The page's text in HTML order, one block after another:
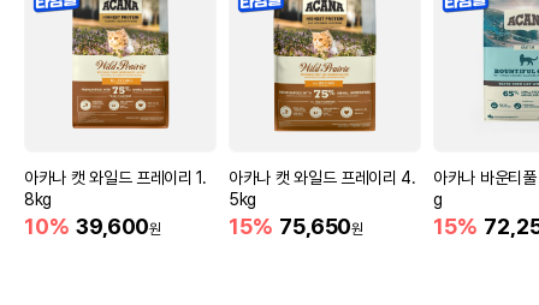
아카나 캣 와일드 프레이리 1.
8kg
10% 39,600원
아카나 캣 와일드 프레이리 4.
5kg
15% 75,650원
아카나 바운티
g
15%